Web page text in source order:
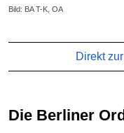
Bild: BA T-K, OA
Direkt
Die Berliner